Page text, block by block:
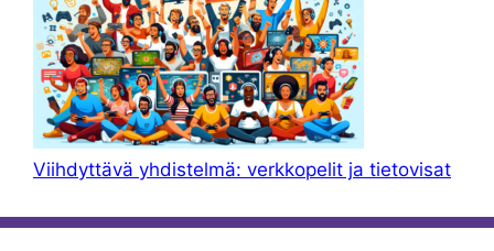
Viihdyttävä yhdistelmä: verkkopelit ja tietovisat